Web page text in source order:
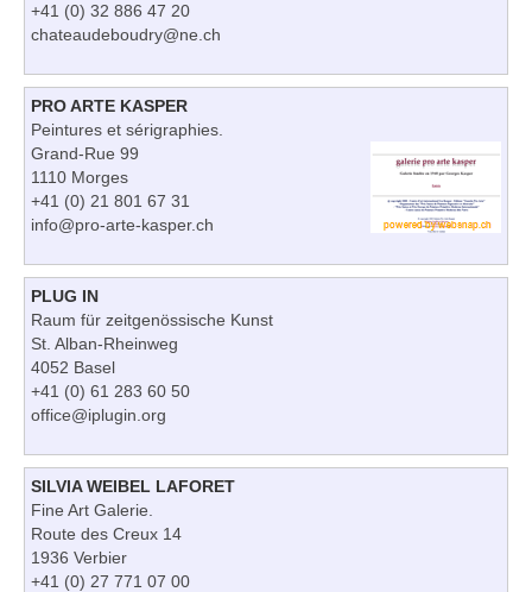
+41 (0) 32 886 47 20
chateaudeboudry@ne.ch
PRO ARTE KASPER
Peintures et sérigraphies.
Grand-Rue 99
1110 Morges
+41 (0) 21 801 67 31
info@pro-arte-kasper.ch
PLUG IN
Raum für zeitgenössische Kunst
St. Alban-Rheinweg
4052 Basel
+41 (0) 61 283 60 50
office@iplugin.org
SILVIA WEIBEL LAFORET
Fine Art Galerie.
Route des Creux 14
1936 Verbier
+41 (0) 27 771 07 00